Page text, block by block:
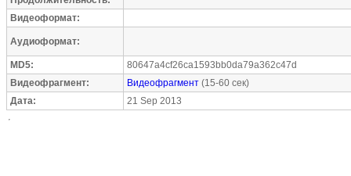
Видеоформат:
Аудиоформат:
MD5:
80647a4cf26ca1593bb0da79a362c47d
Видеофрагмент:
Видеофрагмент (15-60 сек)
Дата:
21 Sep 2013